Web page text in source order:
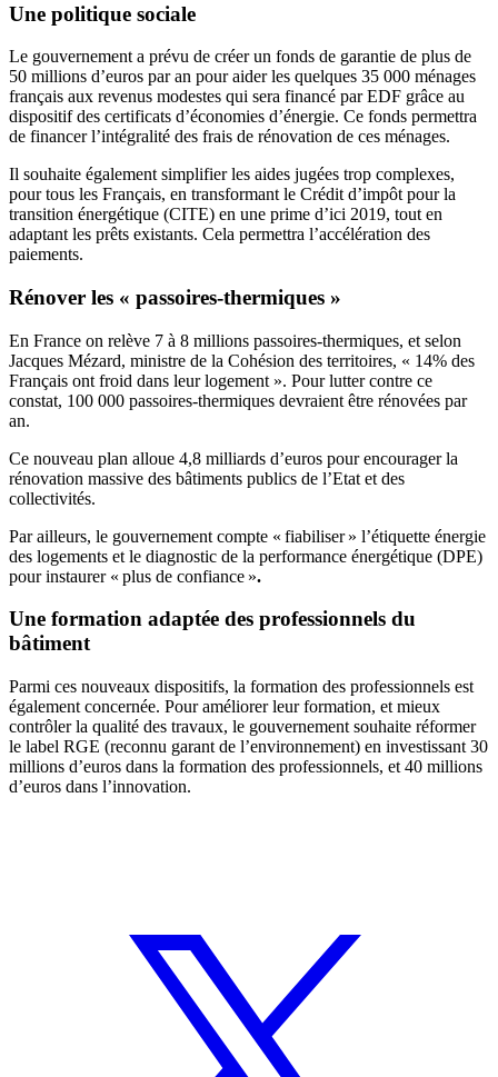
Une politique sociale
Le gouvernement a prévu de créer un fonds de garantie de plus de
50 millions d’euros par an pour aider les quelques 35 000 ménages
français aux revenus modestes qui sera financé par EDF grâce au
dispositif des certificats d’économies d’énergie. Ce fonds permettra
de financer l’intégralité des frais de rénovation de ces ménages.
Il souhaite également simplifier les aides jugées trop complexes,
pour tous les Français, en transformant le Crédit d’impôt pour la
transition énergétique (CITE) en une prime d’ici 2019, tout en
adaptant les prêts existants. Cela permettra l’accélération des
paiements.
Rénover les « passoires-thermiques »
En France on relève 7 à 8 millions passoires-thermiques, et selon
Jacques Mézard, ministre de la Cohésion des territoires, « 14% des
Français ont froid dans leur logement ». Pour lutter contre ce
constat, 100 000 passoires-thermiques devraient être rénovées par
an.
Ce nouveau plan alloue 4,8 milliards d’euros pour encourager la
rénovation massive des bâtiments publics de l’Etat et des
collectivités.
Par ailleurs, le gouvernement compte « fiabiliser » l’étiquette énergie
des logements et le diagnostic de la performance énergétique (DPE)
pour instaurer « plus de confiance ».
Une formation adaptée des professionnels du
bâtiment
Parmi ces nouveaux dispositifs, la formation des professionnels est
également concernée. Pour améliorer leur formation, et mieux
contrôler la qualité des travaux, le gouvernement souhaite réformer
le label RGE (reconnu garant de l’environnement) en investissant 30
millions d’euros dans la formation des professionnels, et 40 millions
d’euros dans l’innovation.